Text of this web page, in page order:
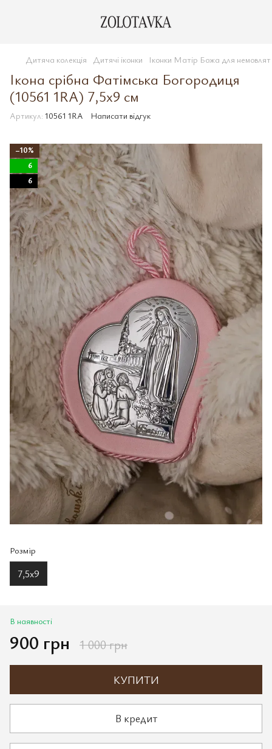
Дитяча колекція Дитячі іконки Іконки Матір Божа для немовлят
Ікона срібна Фатімська Богородиця
(10561 1RA) 7,5x9 см
Артикул: 10561 1RA Написати відгук
−10%
6
6
Розмір
7,5х9
В наявності
900 грн 1 000 грн
КУПИТИ
В кредит